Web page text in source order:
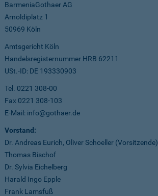
BarmeniaGothaer AG
Arnoldiplatz 1
50969 Köln
Amtsgericht Köln
Handelsregisternummer HRB 62211
USt.-ID: DE 193330903
Tel. 0221 308-00
Fax 0221 308-103
E-Mail: info@gothaer.de
Vorstand:
Dr. Andreas Eurich, Oliver Schoeller (Vorsitzende)
Thomas Bischof
Dr. Sylvia Eichelberg
Harald Ingo Epple
Frank Lamsfuß